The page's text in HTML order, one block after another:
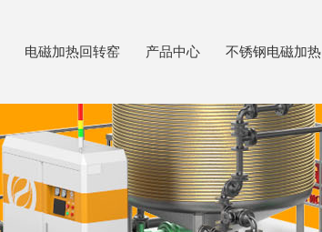
电磁加热回转窑 产品中心 不锈钢电磁加热